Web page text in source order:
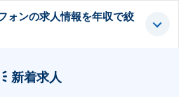
ォンの求人情報を年収で絞
新着求人